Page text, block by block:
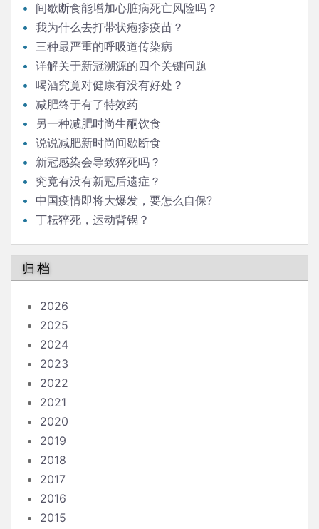
间歇断食能增加心脏病死亡风险吗？
我为什么去打带状疱疹疫苗？
三种最严重的呼吸道传染病
详解关于新冠溯源的四个关键问题
喝酒究竟对健康有没有好处？
减肥终于有了特效药
另一种减肥时尚生酮饮食
说说减肥新时尚间歇断食
新冠感染会导致猝死吗？
究竟有没有新冠后遗症？
中国疫情即将大爆发，要怎么自保?
丁耘猝死，运动背锅？
归档
2026
2025
2024
2023
2022
2021
2020
2019
2018
2017
2016
2015